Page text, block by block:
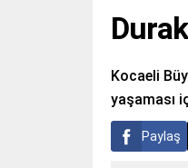
Kocaeli
yaşaması
Paylaş